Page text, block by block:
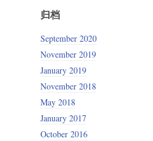
归档
September 2020
November 2019
January 2019
November 2018
May 2018
January 2017
October 2016